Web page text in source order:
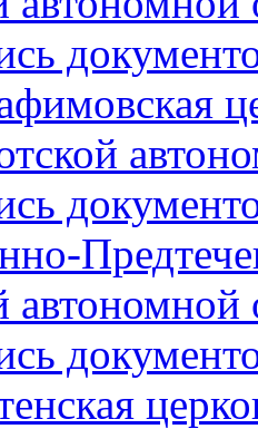
автономной